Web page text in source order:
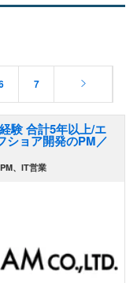
7
験 合計5年以上/エ
ョア開発のPM／
、IT営業